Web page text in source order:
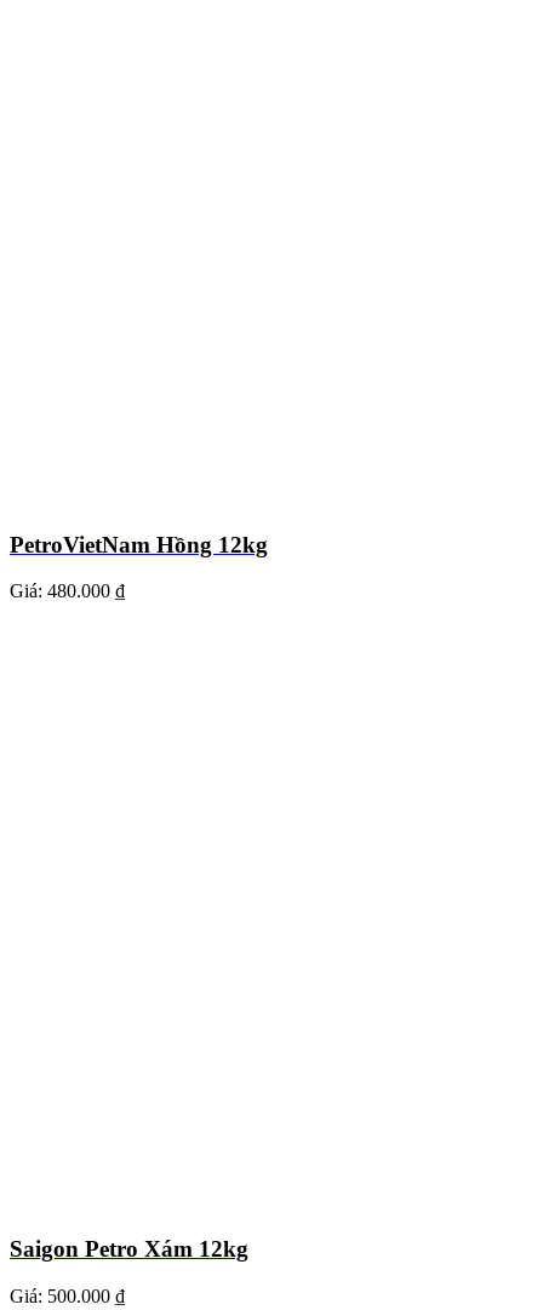
PetroVietNam Hồng 12kg
Giá: 480.000 ₫
Saigon Petro Xám 12kg
Giá: 500.000 ₫